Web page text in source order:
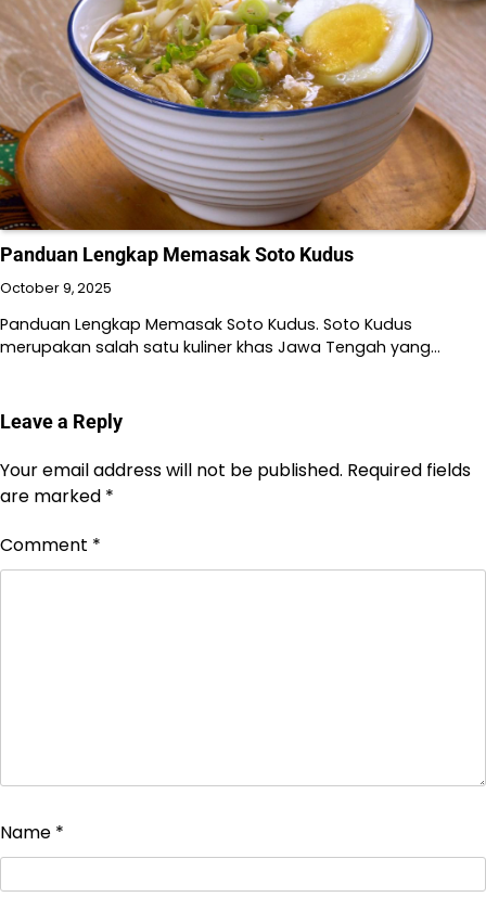
Panduan Lengkap Memasak Soto Kudus
October 9, 2025
Panduan Lengkap Memasak Soto Kudus. Soto Kudus
merupakan salah satu kuliner khas Jawa Tengah yang…
Leave a Reply
Your email address will not be published. Required fields
are marked *
Comment *
Name *